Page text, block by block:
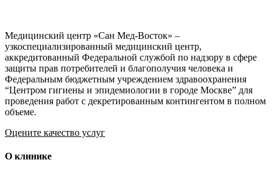
Медицинский центр «Сан Мед-Восток» –
узкоспециализированный медицинский центр,
аккредитованный Федеральной службой по надзору в сфере
защиты прав потребителей и благополучия человека и
Федеральным бюджетным учреждением здравоохранения
“Центром гигиены и эпидемиологии в городе Москве” для
проведения работ с декретированным контингентом в полном
объеме.
Оцените качество услуг
О клинике